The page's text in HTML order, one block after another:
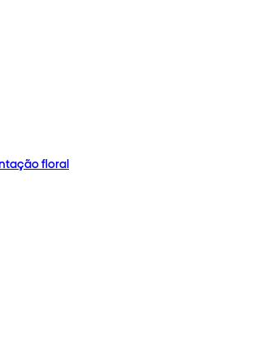
floral